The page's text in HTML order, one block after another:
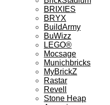
BRIXIES
BRYX
BuildArmy
BuWizz
LEGO®
Mocsage
Munichbricks
MyBrickZ
Rastar
Revell
Stone Heap